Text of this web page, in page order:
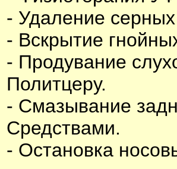
- Удаление
- Вскрытие
- Продувание
Политцеру.
- Смазывание
Средствами.
- Остановка